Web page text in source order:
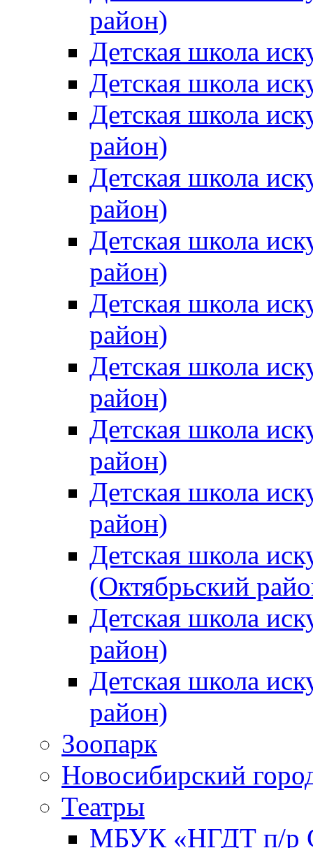
район)
Детская школа
Детская школа
Детская школа
район)
Детская школа
район)
Детская школа
район)
Детская школа
район)
Детская школа
район)
Детская школа
район)
Детская школа
район)
Детская школа
(Октябрьский
Детская школа
район)
Детская школа
район)
Зоопарк
Новосибирский
Театры
МБУК «НГДТ п/р